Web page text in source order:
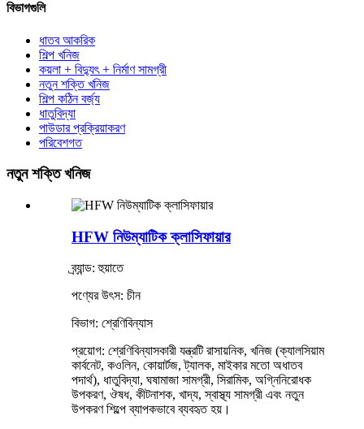
বিভাগগুলি
ধাতব আকরিক
শিল্প খনিজ
কয়লা + বিদ্যুৎ + নির্মাণ সামগ্রী
নতুন শক্তি খনিজ
শিল্প কঠিন বর্জ্য
ধাতুবিদ্যা
পাউডার প্রক্রিয়াকরণ
পরিবেশগত
নতুন শক্তি খনিজ
HFW নিউম্যাটিক ক্লাসিফায়ার
ব্র্যান্ড: হুয়াতে
পণ্যের উৎস: চীন
বিভাগ: শ্রেণিবিন্যাস
প্রয়োগ: শ্রেণিবিন্যাসকারী যন্ত্রটি রাসায়নিক, খনিজ (ক্যালসিয়াম
কার্বনেট, কওলিন, কোয়ার্টজ, ট্যালক, মাইকার মতো অধাতব
পদার্থ), ধাতুবিদ্যা, ঘষামাজা সামগ্রী, সিরামিক, অগ্নিনিরোধক
উপকরণ, ঔষধ, কীটনাশক, খাদ্য, স্বাস্থ্য সামগ্রী এবং নতুন
উপকরণ শিল্পে ব্যাপকভাবে ব্যবহৃত হয়।